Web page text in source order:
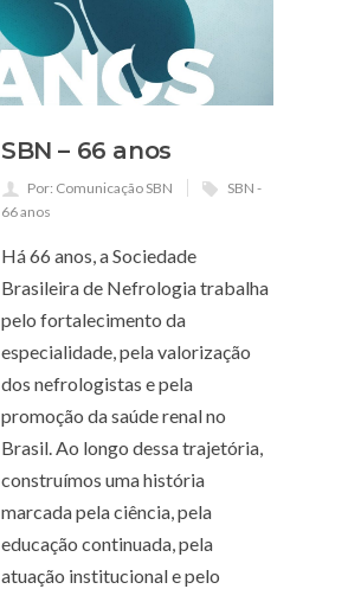
SBN – 66 anos
Por: Comunicação SBN
SBN -
66 anos
Há 66 anos, a Sociedade
Brasileira de Nefrologia trabalha
pelo fortalecimento da
especialidade, pela valorização
dos nefrologistas e pela
promoção da saúde renal no
Brasil. Ao longo dessa trajetória,
construímos uma história
marcada pela ciência, pela
educação continuada, pela
atuação institucional e pelo